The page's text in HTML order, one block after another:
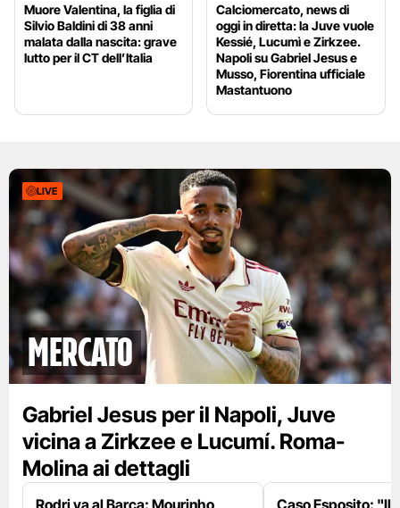
Muore Valentina, la figlia di
Silvio Baldini di 38 anni
malata dalla nascita: grave
lutto per il CT dell’Italia
Calciomercato, news di
oggi in diretta: la Juve vuole
Kessié, Lucumì e Zirkzee.
Napoli su Gabriel Jesus e
Musso, Fiorentina ufficiale
Mastantuono
LIVE
mercato
Gabriel Jesus per il Napoli, Juve
vicina a Zirkzee e Lucumí. Roma-
Molina ai dettagli
Rodri va al Barça: Mourinho Caso Esposito: "Il